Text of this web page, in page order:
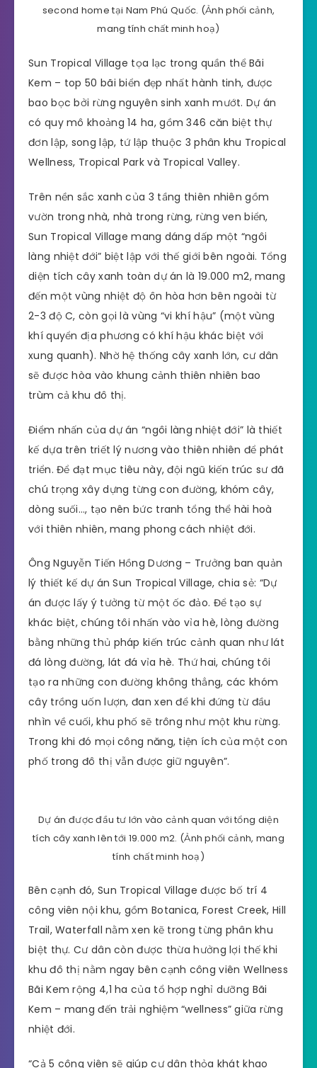
second home tại Nam Phú Quốc. (Ảnh phối cảnh,
mang tính chất minh hoạ)
Sun Tropical Village tọa lạc trong quần thể Bãi
Kem – top 50 bãi biển đẹp nhất hành tinh, được
bao bọc bởi rừng nguyên sinh xanh mướt. Dự án
có quy mô khoảng 14 ha, gồm 346 căn biệt thự
đơn lập, song lập, tứ lập thuộc 3 phân khu Tropical
Wellness, Tropical Park và Tropical Valley.
Trên nền sắc xanh của 3 tầng thiên nhiên gồm
vườn trong nhà, nhà trong rừng, rừng ven biển,
Sun Tropical Village mang dáng dấp một “ngôi
làng nhiệt đới” biệt lập với thế giới bên ngoài. Tổng
diện tích cây xanh toàn dự án là 19.000 m2, mang
đến một vùng nhiệt độ ôn hòa hơn bên ngoài từ
2-3 độ C, còn gọi là vùng “vi khí hậu” (một vùng
khí quyển địa phương có khí hậu khác biệt với
xung quanh). Nhờ hệ thống cây xanh lớn, cư dân
sẽ được hòa vào khung cảnh thiên nhiên bao
trùm cả khu đô thị.
Điểm nhấn của dự án “ngôi làng nhiệt đới” là thiết
kế dựa trên triết lý nương vào thiên nhiên để phát
triển. Để đạt mục tiêu này, đội ngũ kiến trúc sư đã
chú trọng xây dựng từng con đường, khóm cây,
dòng suối…, tạo nên bức tranh tổng thể hài hoà
với thiên nhiên, mang phong cách nhiệt đới.
Ông Nguyễn Tiến Hồng Dương – Trưởng ban quản
lý thiết kế dự án Sun Tropical Village, chia sẻ: “Dự
án được lấy ý tưởng từ một ốc đảo. Để tạo sự
khác biệt, chúng tôi nhấn vào vỉa hè, lòng đường
bằng những thủ pháp kiến trúc cảnh quan như lát
đá lòng đường, lát đá vỉa hè. Thứ hai, chúng tôi
tạo ra những con đường không thẳng, các khóm
cây trồng uốn lượn, đan xen để khi đứng từ đầu
nhìn về cuối, khu phố sẽ trông như một khu rừng.
Trong khi đó mọi công năng, tiện ích của một con
phố trong đô thị vẫn được giữ nguyên”.
Dự án được đầu tư lớn vào cảnh quan với tổng diện
tích cây xanh lên tới 19.000 m2. (Ảnh phối cảnh, mang
tính chất minh hoạ)
Bên cạnh đó, Sun Tropical Village được bố trí 4
công viên nội khu, gồm Botanica, Forest Creek, Hill
Trail, Waterfall nằm xen kẽ trong từng phân khu
biệt thự. Cư dân còn được thừa hưởng lợi thế khi
khu đô thị nằm ngay bên cạnh công viên Wellness
Bãi Kem rộng 4,1 ha của tổ hợp nghỉ dưỡng Bãi
Kem – mang đến trải nghiệm “wellness” giữa rừng
nhiệt đới.
“Cả 5 công viên sẽ giúp cư dân thỏa khát khao